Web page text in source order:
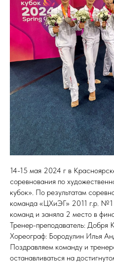
14-15 мая 2024 г в
соревнования по
кубок». По результатам
команда «ЦХиЭГ» 2011 г.р. №1
команд и заняла 2 место в
Тренер-преподаватель: Добря
Хореограф: Бородулин Илья
Поздравляем команду и
останавливаться на